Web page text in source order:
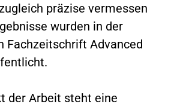
präzise vermessen
wurden in der
Fachzeitschrift Advanced
der Arbeit steht eine